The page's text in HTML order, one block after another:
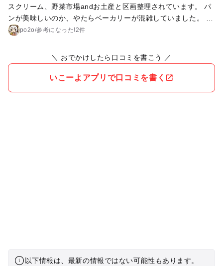
スクリーム、野菜市場andお土産と区画整理されています。 パ
ンが美味しいのか、やたらベーカリーが混雑していました。 建
物の約半分を占める野菜市場andお土産コーナーですが、珍し
えばなかなかお高い緑茶も、お茶で有名な地域がら、とても安
く手に入ります。 (お茶屋さんで100g500円程の中クラスも、2
00gで500円) あと、あちこちで試食を勧められるので、お腹い
po2o/参考に なった!2件
＼ おでかけしたら口コミを書こう ／
いこーよアプリで口コミを書く
以下情報は、最新の情報ではない可能性もあります。